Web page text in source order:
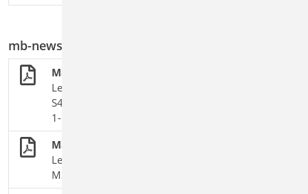
mb-news Artikel
Mauerwerk-Stützen
Leistungsbeschreibung des BauStatik-Moduls
S405.de Mauerwerk-Stütze - EC 6, DIN EN 1996-
1-1:2010-12
Mauerwerksnachweis in MicroFe
Leistungsbeschreibung des MicroFe-Moduls
M360.de Mauerwerksnachweise (ebene Systeme)